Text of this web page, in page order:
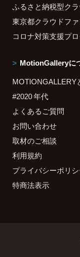
ふるさと納税型ク
東京都クラウドフ
コロナ対策支援プ
MotionGalleryに
MOTIONGALLERY
#2020 年代
よくあるご質問
お問い合わせ
取材のご相談
利用規約
プライバシーポリ
特商法表示